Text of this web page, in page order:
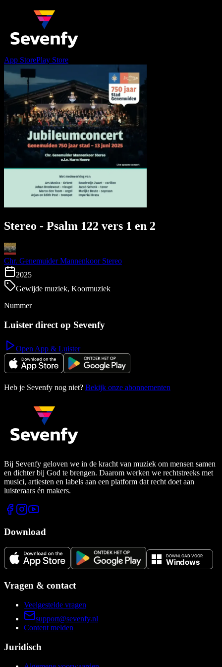
App StorePlay Store
Stereo - Psalm 122 vers 1 en 2
Chr. Genemuider Mannenkoor Stereo
2025
Gewijde muziek, Koormuziek
Nummer
Luister direct op Sevenfy
Open App & Luister
Heb je Sevenfy nog niet? Bekijk onze abonnementen
Bij Sevenfy geloven we in de kracht van muziek om mensen samen
en dichter bij God te brengen. Daarom werken we rechtstreeks met
musici, artiesten en labels aan een platform dat recht doet aan
luisteraars én makers.
Download
Vragen & contact
Veelgestelde vragen
support@sevenfy.nl
Content melden
Juridisch